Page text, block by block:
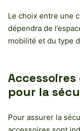
Le choix entre une
dépendra de
mobilité et du type
pour la
Pour assurer la